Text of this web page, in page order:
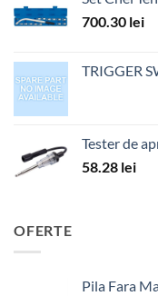
700.30 lei
TRIGGER
Tester de
58.28 lei
OFERTE
Pila Fara